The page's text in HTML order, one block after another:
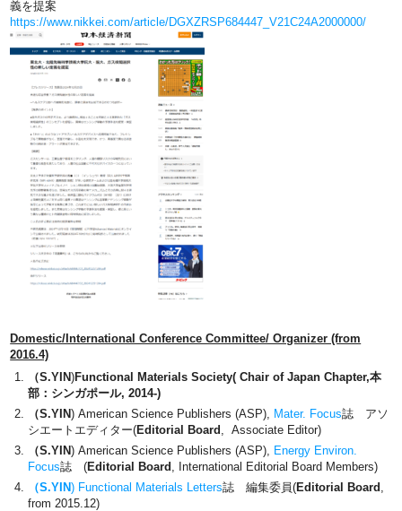
義を提案
https://www.nikkei.com/article/DGXZRSP684447_V21C24A2000000/
Domestic/International Conference Committee/ Organizer (from
2016.4)
（S.YIN)Functional Materials Society(Chair of Japan Chapter,本
部：シンガポール, 2014-)
（S.YIN) American Science Publishers (ASP), Mater. Focus誌 アソ
シエートエディター(Editorial Board , Associate Editor)
（S.YIN) American Science Publishers (ASP), Energy Environ.
Focus誌 (Editorial Board , International Editorial Board Members)
（S.YIN) Functional Materials Letters誌 編集委員(Editorial Board ,
from 2015.12)